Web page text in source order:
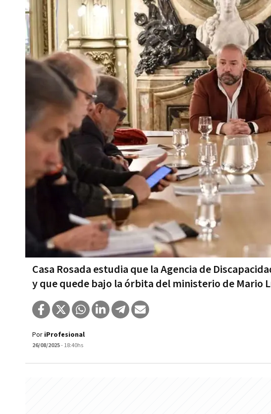
Casa Rosada estudia que la Agencia de
y que quede bajo la órbita del ministerio de Mario
Por iProfesional
26/08/2025- 18:40hs